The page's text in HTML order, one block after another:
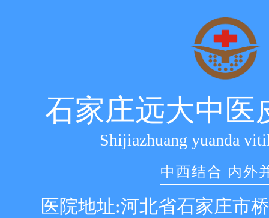
石家庄远大中医
Shijiazhuang yuanda
中西结合 内外
医院地址:河北省石家庄市